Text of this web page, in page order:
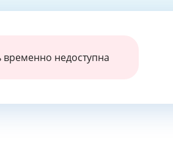
временно недоступна